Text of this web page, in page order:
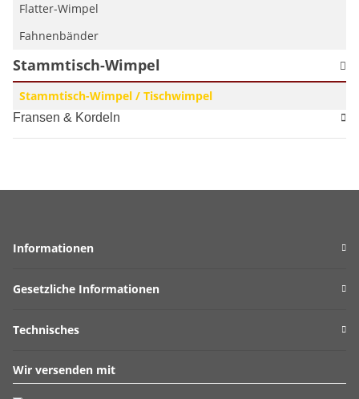
Flatter-Wimpel
Fahnenbänder
Stammtisch-Wimpel
Stammtisch-Wimpel / Tischwimpel
Fransen & Kordeln
Informationen
Gesetzliche Informationen
Technisches
Wir versenden mit